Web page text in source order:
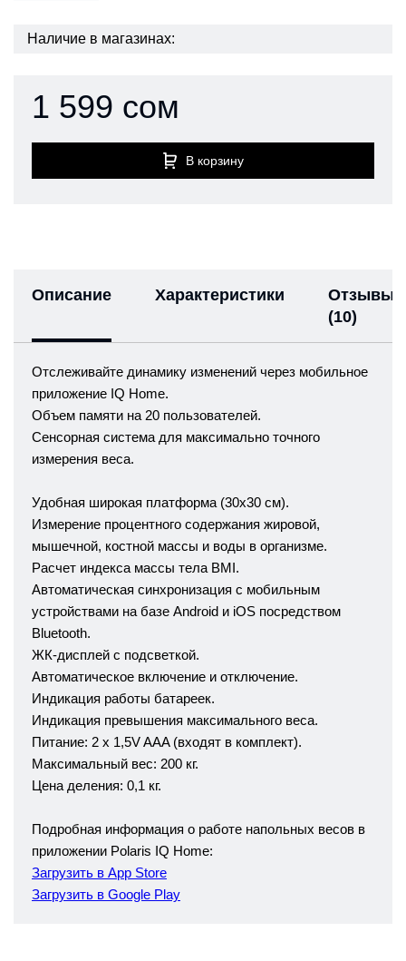
Наличие в магазинах:
1 599 сом
В корзину
Описание Характеристики
Отзывы
(10)
Отслеживайте динамику изменений через мобильное
приложение IQ Home.
Объем памяти на 20 пользователей.
Сенсорная система для максимально точного
измерения веса.
Удобная широкая платформа (30х30 см).
Измерение процентного содержания жировой,
мышечной, костной массы и воды в организме.
Расчет индекса массы тела BMI.
Автоматическая синхронизация с мобильным
устройствами на базе Android и iOS посредством
Bluetooth.
ЖК-дисплей с подсветкой.
Автоматическое включение и отключение.
Индикация работы батареек.
Индикация превышения максимального веса.
Питание: 2 х 1,5V AAA (входят в комплект).
Максимальный вес: 200 кг.
Цена деления: 0,1 кг.
Подробная информация о работе напольных весов в
приложении Polaris IQ Home:
Загрузить в App Store
Загрузить в Google Play